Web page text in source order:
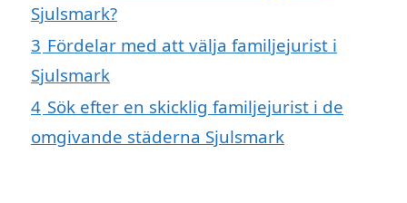
Sjulsmark?
3 Fördelar med att välja familjejurist i
Sjulsmark
4 Sök efter en skicklig familjejurist i de
omgivande städerna Sjulsmark